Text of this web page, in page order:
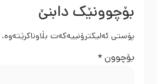
بۆچوونێک دابنێ
پۆستی ئەلیکترۆنییەکەت بڵاوناکرێتەوە.
بۆچوون*